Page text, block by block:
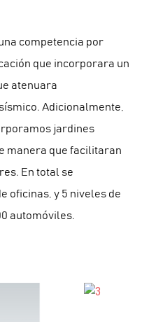
competencia por
que incorporara un
atenuara
Adicionalmente,
jardines
manera que facilitaran
En total se
oficinas, y 5 niveles de
automóviles.